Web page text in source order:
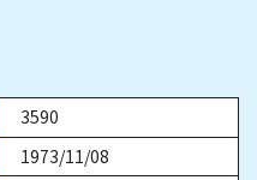
3590
1973/11/08